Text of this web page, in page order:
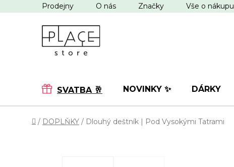
na
Prodejny O nás Značky Vše o nákupu
SVATBA 🥂 NOVINKY ✨ DÁRKY
Domů
/ DOPLŇKY / Dlouhý deštník | Pod Vysokými Tatrami